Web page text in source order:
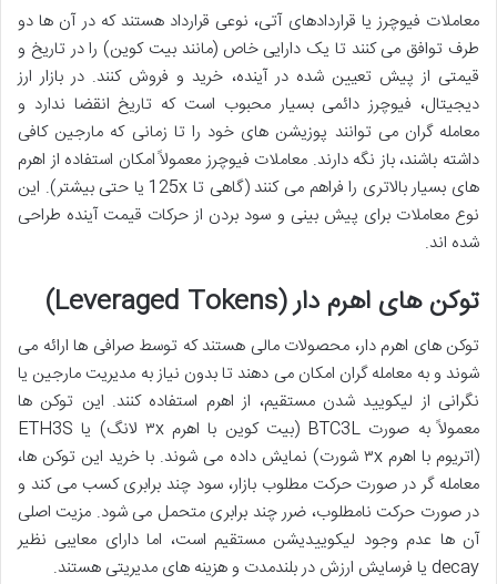
معاملات فیوچرز یا قراردادهای آتی، نوعی قرارداد هستند که در آن ها دو
طرف توافق می کنند تا یک دارایی خاص (مانند بیت کوین) را در تاریخ و
قیمتی از پیش تعیین شده در آینده، خرید و فروش کنند. در بازار ارز
دیجیتال، فیوچرز دائمی بسیار محبوب است که تاریخ انقضا ندارد و
معامله گران می توانند پوزیشن های خود را تا زمانی که مارجین کافی
داشته باشند، باز نگه دارند. معاملات فیوچرز معمولاً امکان استفاده از اهرم
های بسیار بالاتری را فراهم می کنند (گاهی تا 125x یا حتی بیشتر). این
نوع معاملات برای پیش بینی و سود بردن از حرکات قیمت آینده طراحی
شده اند.
توکن های اهرم دار (Leveraged Tokens)
توکن های اهرم دار، محصولات مالی هستند که توسط صرافی ها ارائه می
شوند و به معامله گران امکان می دهند تا بدون نیاز به مدیریت مارجین یا
نگرانی از لیکویید شدن مستقیم، از اهرم استفاده کنند. این توکن ها
معمولاً به صورت BTC3L (بیت کوین با اهرم ۳x لانگ) یا ETH3S
(اتریوم با اهرم ۳x شورت) نمایش داده می شوند. با خرید این توکن ها،
معامله گر در صورت حرکت مطلوب بازار، سود چند برابری کسب می کند و
در صورت حرکت نامطلوب، ضرر چند برابری متحمل می شود. مزیت اصلی
آن ها عدم وجود لیکوییدیشن مستقیم است، اما دارای معایبی نظیر
decay یا فرسایش ارزش در بلندمدت و هزینه های مدیریتی هستند.